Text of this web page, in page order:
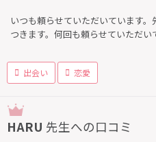
いつも頼らせていただいています
つきます。何回も頼らせていただ
出会い 恋愛
HARU 先生への口コミ